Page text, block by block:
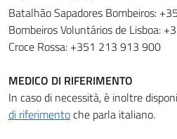
Batalhão Sapadores Bombeiros:
Bombeiros Voluntários de Lisboa:
Croce Rossa: +351 213 913 900
MEDICO DI RIFERIMENTO
In caso di necessità, è inoltre
di riferimentoche parla italiano.